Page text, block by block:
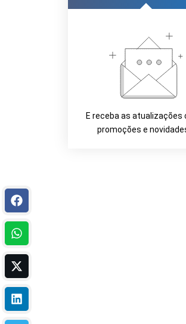
E receba as atualizações
promoções e